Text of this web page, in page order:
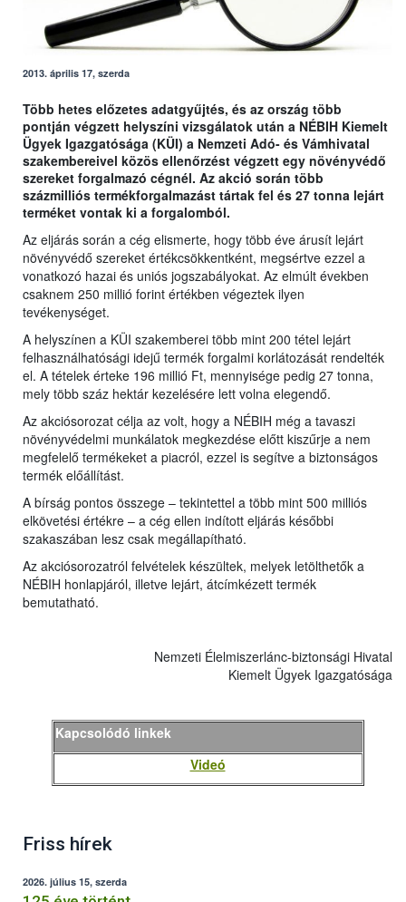
2013. április 17, szerda
Több hetes előzetes adatgyűjtés, és az ország több
pontján végzett helyszíni vizsgálatok után a NÉBIH Kiemelt
Ügyek Igazgatósága (KÜI) a Nemzeti Adó- és Vámhivatal
szakembereivel közös ellenőrzést végzett egy növényvédő
szereket forgalmazó cégnél. Az akció során több
százmilliós termékforgalmazást tártak fel és 27 tonna lejárt
terméket vontak ki a forgalomból.
Az eljárás során a cég elismerte, hogy több éve árusít lejárt
növényvédő szereket értékcsökkentként, megsértve ezzel a
vonatkozó hazai és uniós jogszabályokat. Az elmúlt években
csaknem 250 millió forint értékben végeztek ilyen
tevékenységet.
A helyszínen a KÜI szakemberei több mint 200 tétel lejárt
felhasználhatósági idejű termék forgalmi korlátozását rendelték
el. A tételek érteke 196 millió Ft, mennyisége pedig 27 tonna,
mely több száz hektár kezelésére lett volna elegendő.
Az akciósorozat célja az volt, hogy a NÉBIH még a tavaszi
növényvédelmi munkálatok megkezdése előtt kiszűrje a nem
megfelelő termékeket a piacról, ezzel is segítve a biztonságos
termék előállítást.
A bírság pontos összege – tekintettel a több mint 500 milliós
elkövetési értékre – a cég ellen indított eljárás későbbi
szakaszában lesz csak megállapítható.
Az akciósorozatról felvételek készültek, melyek letölthetők a
NÉBIH honlapjáról, illetve lejárt, átcímkézett termék
bemutatható.
Nemzeti Élelmiszerlánc-biztonsági Hivatal
Kiemelt Ügyek Igazgatósága
Kapcsolódó linkek
Videó
Friss hírek
2026. július 15, szerda